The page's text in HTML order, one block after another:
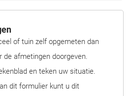
of tuin zelf opgemeten dan
de afmetingen doorgeven.
en teken uw situatie.
dit formulier kunt u dit